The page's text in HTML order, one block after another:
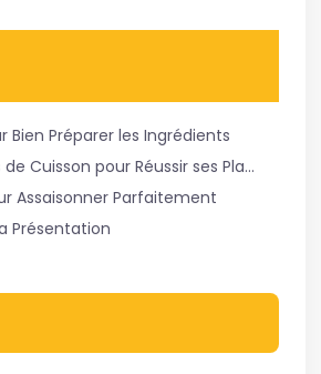
Bien Préparer les Ingrédients
Techniques de Cuisson pour Réussir ses Plats
Assaisonner Parfaitement
Présentation